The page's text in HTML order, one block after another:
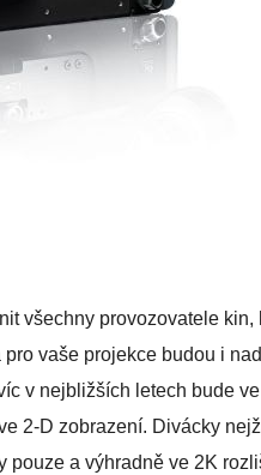
všechny provozovatele
vaše projekce budou i
v nejbližších letech bude
2-D zobrazení. Divácky
pouze a výhradně ve 2K